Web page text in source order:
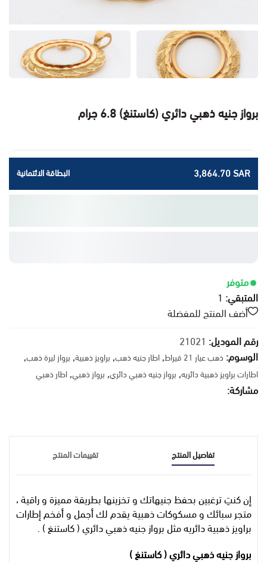
برواز جنيه ذهبي دائري (كاستنغ) 6.8 جرام
3,864.70 SAR
متوفر
المتبقي: 1
أضف المنتج للمفضلة
رقم الموديل: 21021
الوسوم: ذهب عيار 21 قيراط , اطار جنيه ذهب, براويز ذهبية, برواز ليرة ذهب,
اطارات براويز ذهبية دائريه, برواز جنيه ذهبي دائري, برواز ذهبي, اطار ذهبي
مشاركة:
تفاصيل المنتج تقييمات المنتج
إن كنتِ ترغبين بحفظ جنيهاتك و تخزينها بطريقة مميزة و راقية ،
متجر سبائك و مسكوكات ذهبية يقدم لك أجمل و أفخم إطارات
براويز ذهبية دائريه مثل برواز جنيه ذهبي دائري ( كاستنغ ) .
برواز جنيه ذهبي دائري ( كاستنغ )